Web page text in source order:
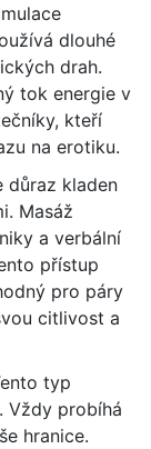
dlouhé
drah.
tok energie v
kteří
na erotiku.
důraz kladen
Masáž
a verbální
přístup
pro páry
citlivost a
typ
Vždy probíhá
hranice.